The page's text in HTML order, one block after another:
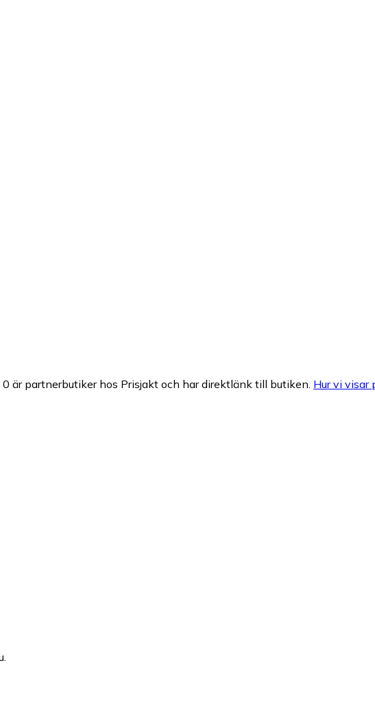
är partnerbutiker hos Prisjakt och har direktlänk till butiken. Hur vi visar